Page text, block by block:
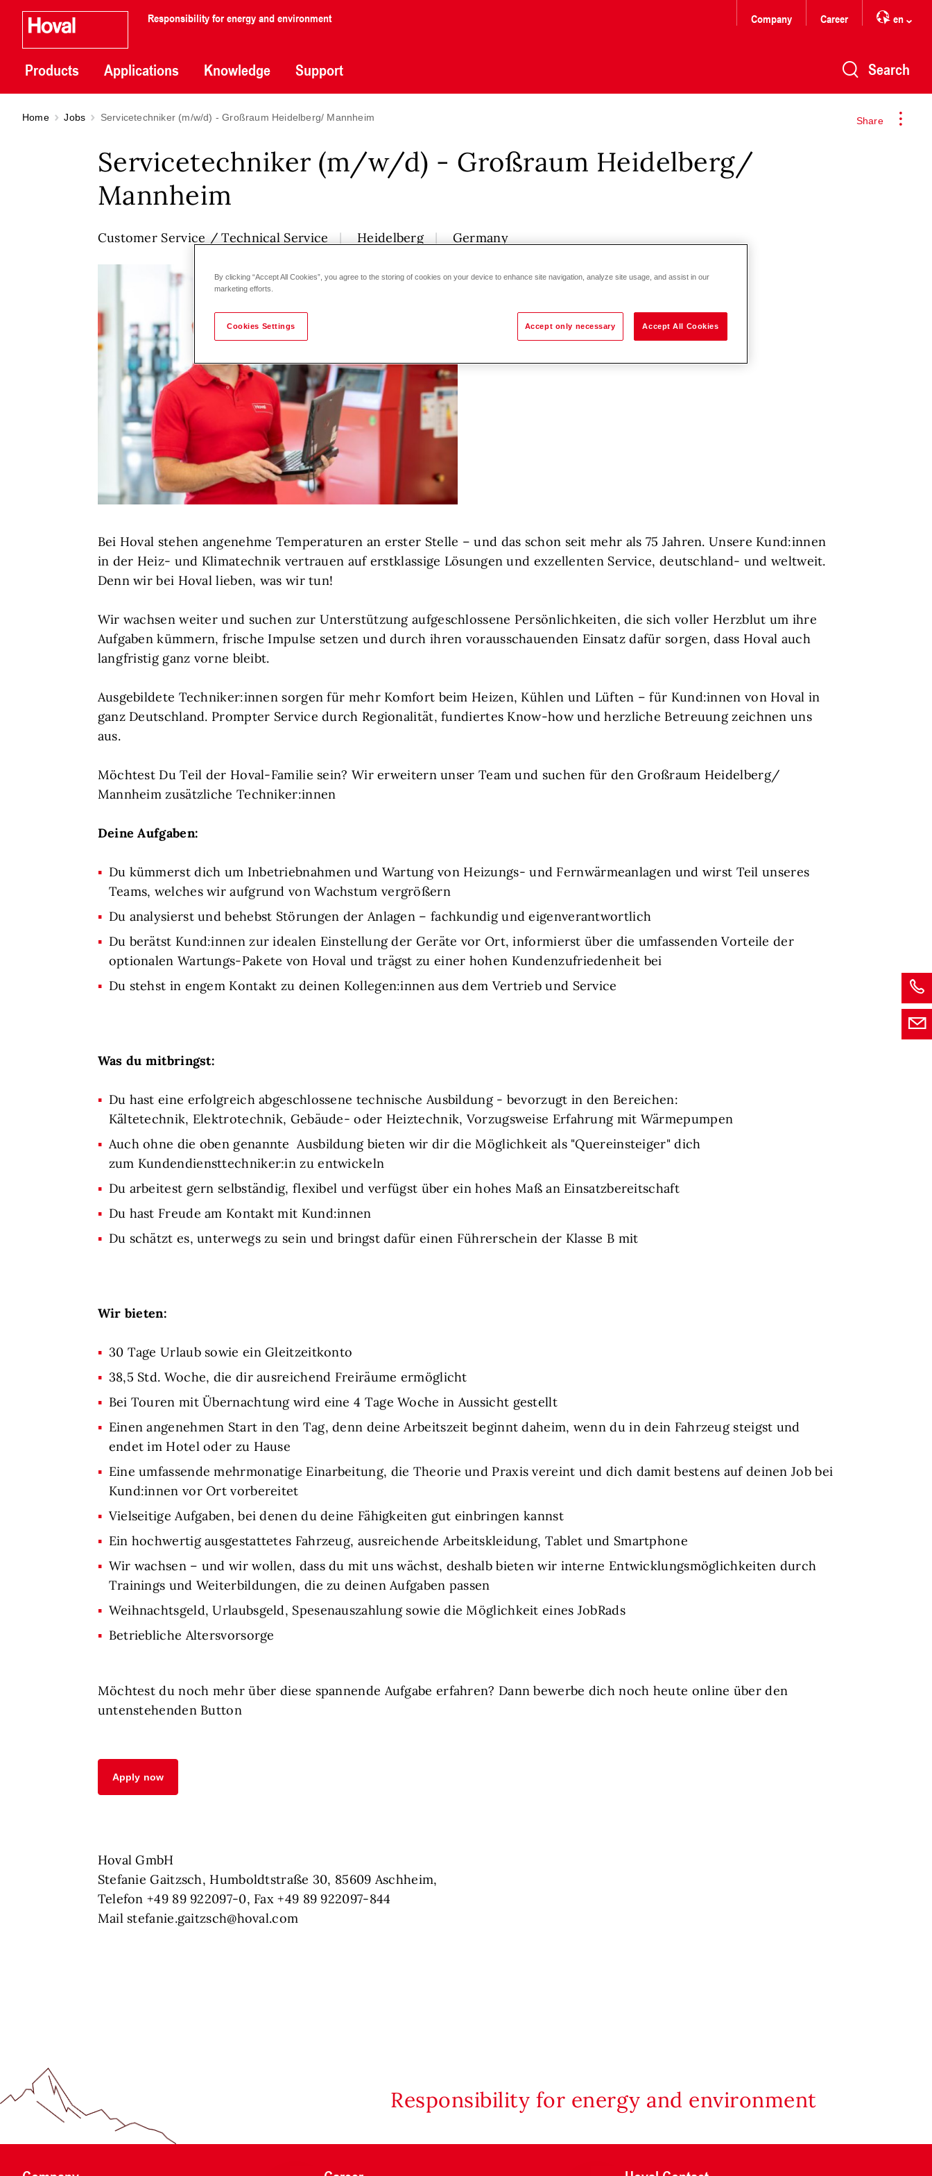
Responsibility for energy and environment
Products Applications Knowledge Support
Company Career en
Search
Share
Home Jobs Servicetechniker (m/w/d) - Großraum Heidelberg/ Mannheim
Servicetechniker (m/w/d) - Großraum Heidelberg/
Mannheim
Customer Service / Technical Service Heidelberg Germany
Bei Hoval stehen angenehme Temperaturen an erster Stelle – und das schon seit mehr als 75 Jahren. Unsere Kund:innen
in der Heiz- und Klimatechnik vertrauen auf erstklassige Lösungen und exzellenten Service, deutschland- und weltweit.
Denn wir bei Hoval lieben, was wir tun!
Wir wachsen weiter und suchen zur Unterstützung aufgeschlossene Persönlichkeiten, die sich voller Herzblut um ihre
Aufgaben kümmern, frische Impulse setzen und durch ihren vorausschauenden Einsatz dafür sorgen, dass Hoval auch
langfristig ganz vorne bleibt.
Ausgebildete Techniker:innen sorgen für mehr Komfort beim Heizen, Kühlen und Lüften – für Kund:innen von Hoval in
ganz Deutschland. Prompter Service durch Regionalität, fundiertes Know-how und herzliche Betreuung zeichnen uns
aus.
Möchtest Du Teil der Hoval-Familie sein? Wir erweitern unser Team und suchen für den Großraum Heidelberg/
Mannheim zusätzliche Techniker:innen
Deine Aufgaben:
Du kümmerst dich um Inbetriebnahmen und Wartung von Heizungs- und Fernwärmeanlagen und wirst Teil unseres
Teams, welches wir aufgrund von Wachstum vergrößern
Du analysierst und behebst Störungen der Anlagen – fachkundig und eigenverantwortlich
Du berätst Kund:innen zur idealen Einstellung der Geräte vor Ort, informierst über die umfassenden Vorteile der
optionalen Wartungs-Pakete von Hoval und trägst zu einer hohen Kundenzufriedenheit bei
Du stehst in engem Kontakt zu deinen Kollegen:innen aus dem Vertrieb und Service
Was du mitbringst:
Du hast eine erfolgreich abgeschlossene technische Ausbildung - bevorzugt in den Bereichen:
Kältetechnik, Elektrotechnik, Gebäude- oder Heiztechnik, Vorzugsweise Erfahrung mit Wärmepumpen
Auch ohne die oben genannte Ausbildung bieten wir dir die Möglichkeit als "Quereinsteiger" dich
zum Kundendiensttechniker:in zu entwickeln
Du arbeitest gern selbständig, flexibel und verfügst über ein hohes Maß an Einsatzbereitschaft
Du hast Freude am Kontakt mit Kund:innen
Du schätzt es, unterwegs zu sein und bringst dafür einen Führerschein der Klasse B mit
Wir bieten:
30 Tage Urlaub sowie ein Gleitzeitkonto
38,5 Std. Woche, die dir ausreichend Freiräume ermöglicht
Bei Touren mit Übernachtung wird eine 4 Tage Woche in Aussicht gestellt
Einen angenehmen Start in den Tag, denn deine Arbeitszeit beginnt daheim, wenn du in dein Fahrzeug steigst und
endet im Hotel oder zu Hause
Eine umfassende mehrmonatige Einarbeitung, die Theorie und Praxis vereint und dich damit bestens auf deinen Job bei
Kund:innen vor Ort vorbereitet
Vielseitige Aufgaben, bei denen du deine Fähigkeiten gut einbringen kannst
Ein hochwertig ausgestattetes Fahrzeug, ausreichende Arbeitskleidung, Tablet und Smartphone
Wir wachsen – und wir wollen, dass du mit uns wächst, deshalb bieten wir interne Entwicklungsmöglichkeiten durch
Trainings und Weiterbildungen, die zu deinen Aufgaben passen
Weihnachtsgeld, Urlaubsgeld, Spesenauszahlung sowie die Möglichkeit eines JobRads
Betriebliche Altersvorsorge
Möchtest du noch mehr über diese spannende Aufgabe erfahren? Dann bewerbe dich noch heute online über den
untenstehenden Button
Apply now
Hoval GmbH
Stefanie Gaitzsch, Humboldtstraße 30, 85609 Aschheim,
Telefon +49 89 922097-0, Fax +49 89 922097-844
Mail stefanie.gaitzsch@hoval.com
Responsibility for energy and environment
By clicking “Accept All Cookies”, you agree to the storing of cookies on your device to enhance site navigation, analyze site usage, and assist in our
marketing efforts.
Cookies Settings Accept only necessary Accept All Cookies